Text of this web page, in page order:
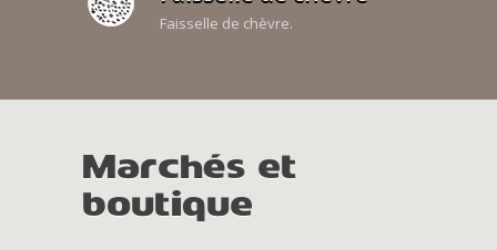
Faisselle de chèvre.
Marchés et
boutique